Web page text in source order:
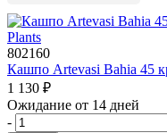
802160
Кашпо Artevasi Bahia 45
1 130 ₽
Ожидание от 14 дней
-